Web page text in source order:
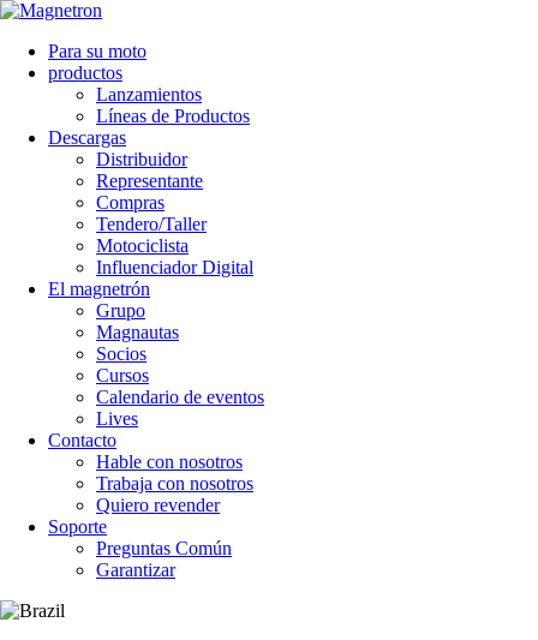
Para su moto
productos
Lanzamientos
Líneas de Productos
Descargas
Distribuidor
Representante
Compras
Tendero/Taller
Motociclista
Influenciador Digital
El magnetrón
Grupo
Magnautas
Socios
Cursos
Calendario de eventos
Lives
Contacto
Hable con nosotros
Trabaja con nosotros
Quiero revender
Soporte
Preguntas Común
Garantizar